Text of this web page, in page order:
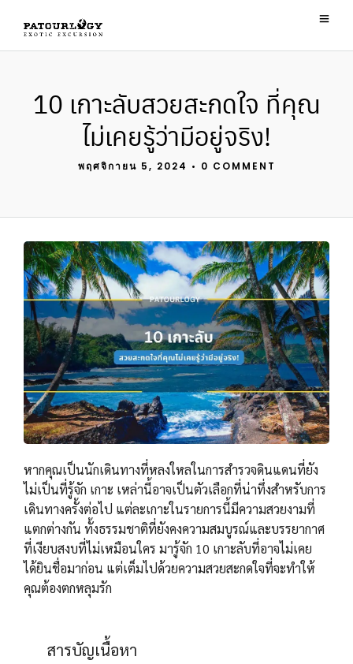
10 เกาะลับสวยสะกดใจ ที่คุณ
ไม่เคยรู้ว่ามีอยู่จริง!
พฤศจิกายน 5, 2024 • 0 COMMENT
หากคุณเป็นนักเดินทางที่หลงใหลในการสำรวจดินแดนที่ยัง
ไม่เป็นที่รู้จัก เกาะ เหล่านี้อาจเป็นตัวเลือกที่น่าทึ่งสำหรับการ
เดินทางครั้งต่อไป แต่ละเกาะในรายการนี้มีความสวยงามที่
แตกต่างกัน ทั้งธรรมชาติที่ยังคงความสมบูรณ์และบรรยากาศ
ที่เงียบสงบที่ไม่เหมือนใคร มารู้จัก 10 เกาะลับที่อาจไม่เคย
ได้ยินชื่อมาก่อน แต่เต็มไปด้วยความสวยสะกดใจที่จะทำให้
คุณต้องตกหลุมรัก
สารบัญเนื้อหา